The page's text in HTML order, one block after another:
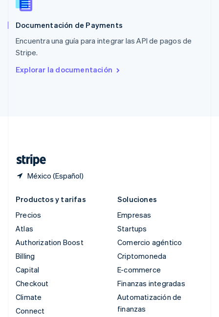
Documentación de Payments
Encuentra una guía para integrar las API de pagos de
Stripe.
Explorar la documentación
México (Español)
RAE de Hong Kong, China
Reino Unido
República Checa
English
English
Productos y tarifas
Precios
Atlas
Authorization Boost
Billing
Capital
Checkout
Climate
Connect
Soluciones
Empresas
Startups
Comercio agéntico
Criptomoneda
E-commerce
Finanzas integradas
Automatización de
finanzas